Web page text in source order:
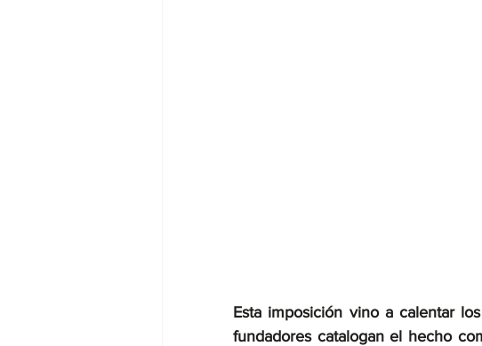
Esta imposición vino a calentar
fundadores catalogan el hecho